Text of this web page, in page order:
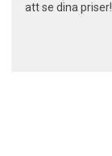
att se dina priser!